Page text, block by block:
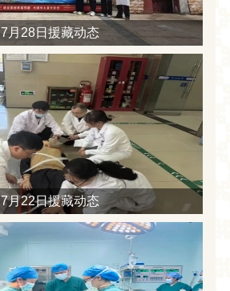
7月28日援藏动态
7月22日援藏动态